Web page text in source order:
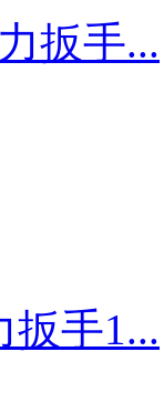
扳手...
扳手1...